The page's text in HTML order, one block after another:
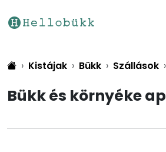
Kistájak Bükk Szállások
Bükk és környéke